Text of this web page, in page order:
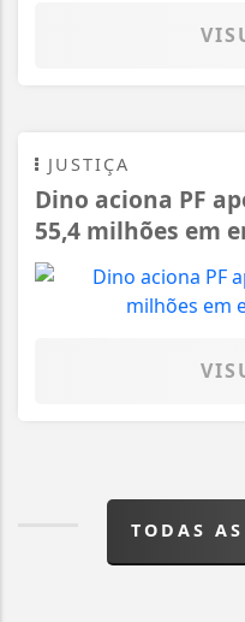
JUSTIÇA
Dino aciona PF
55,4 milhões em
TODAS